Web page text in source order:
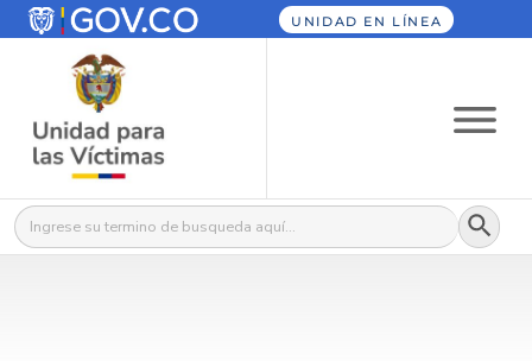
UNIDAD EN LÍNEA
Buscar: Botón